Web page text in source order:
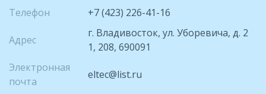
Телефон
+7 (423) 226-41-16
Адрес
г. Владивосток, ул. Уборевича, д. 2
1, 208, 690091
Электронная
почта
eltec@list.ru